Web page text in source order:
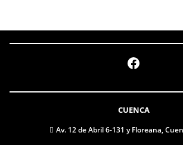
Facebook
CUENCA
Av. 12 de Abril 6-131 y Floreana,